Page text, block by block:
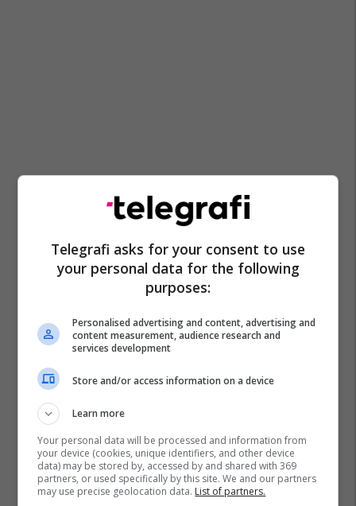
Telegrafi asks for your consent to use
your personal data for the following
purposes:
Personalised advertising and content, advertising and
content measurement, audience research and
services development
Store and/or access information on a device
Learn more
Your personal data will be processed and information from
your device (cookies, unique identifiers, and other device
data) may be stored by, accessed by and shared with 369
partners, or used specifically by this site. We and our partners
may use precise geolocation data. List of partners.